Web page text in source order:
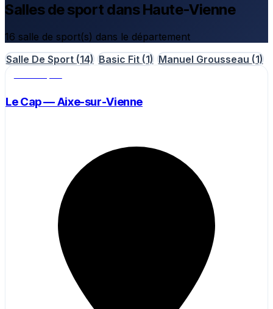
Salles de sport dans Haute-Vienne
16 salle de sport(s) dans le département
Salle De Sport (14) Basic Fit (1) Manuel Grousseau (1)
Le Cap — Aixe-sur-Vienne